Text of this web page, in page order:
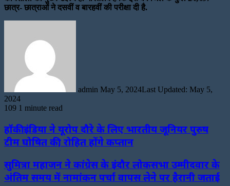
छात्र- छात्राओं ने दसवीं व बारहवीं की परीक्षा दी है.
admin May 5, 2024Last Updated: May 5,
2024
109 1 minute read
हॉकी इंडिया ने यूरोप दौरे के लिए भारतीय जूनियर पुरुष
टीम घोषित की, रोहित होंगे कप्तान
सुमित्रा महाजन ने कांग्रेस के इंदौर लोकसभा उम्मीदवार के
अंतिम समय में नामांकन पर्चा वापस लेने पर हैरानी जताई